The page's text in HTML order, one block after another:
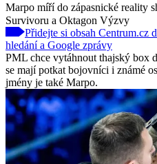
Marpo míří do zápasnické reality
Survivoru a Oktagon Výzvy
Přidejte si obsah Centrum.cz
hledání a Google zprávy
PML chce vytáhnout thajský box
se mají potkat bojovníci i známé
jmény je také Marpo.